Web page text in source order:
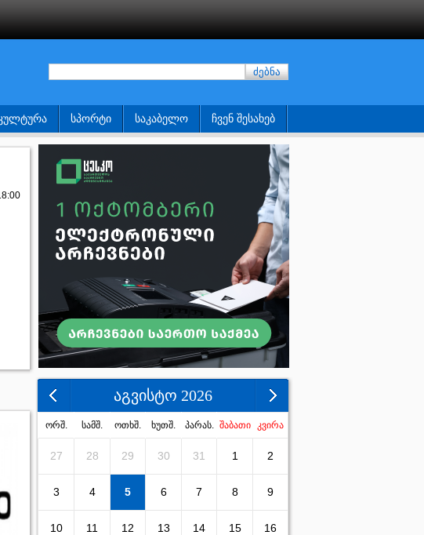
ძებნა
ᲡᲞᲝᲠᲢᲘ ᲡᲐᲙᲐᲑᲔᲚᲝ ᲩᲕᲔᲜ ᲨᲔᲡᲐᲮᲔᲑ
აგვისტო 2026
ორშ. სამშ. ოთხშ. ხუთშ. პარას. შაბათი კვირა
27 28 29 30 31 1 2
3 4 5 6 7 8 9
10 11 12 13 14 15 16